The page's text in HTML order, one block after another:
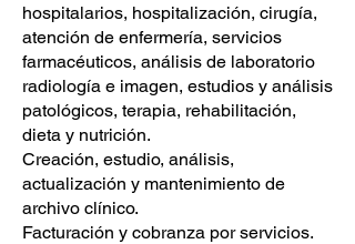
hospitalarios, hospitalización, cirugía,
atención de enfermería, servicios
farmacéuticos, análisis de laboratorio
radiología e imagen, estudios y análisis
patológicos, terapia, rehabilitación,
dieta y nutrición.
Creación, estudio, análisis,
actualización y mantenimiento de
archivo clínico.
Facturación y cobranza por servicios.